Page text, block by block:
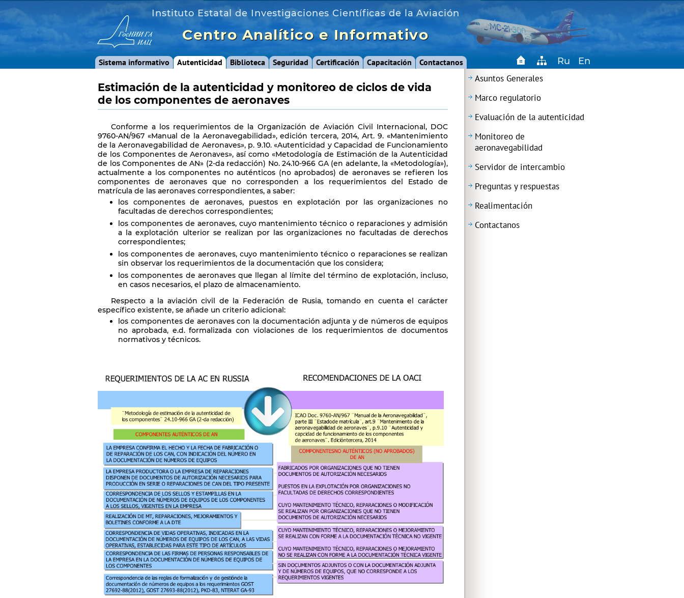
Instituto Estatal de Investigaciones Científicas de la Aviación
Centro Analítico e Informativo
Ru En
Sistema informativo Autenticidad Biblioteca Seguridad Certificación Capacitación Contactanos
Estimación de la autenticidad y monitoreo de ciclos de vida
de los componentes de aeronaves
Conforme a los requerimientos de la Organización de Aviación Civil Internacional, DOC
9760-AN/967 «Manual de la Aeronavegabilidad», edición tercera, 2014, Art. 9. «Mantenimiento
de la Aeronavegabilidad de Aeronaves», p. 9.10. «Autenticidad y Capacidad de Funcionamiento
de los Componentes de Aeronaves», así como «Metodología de Estimación de la Autenticidad
de los Componentes de AN» (2-da redacción) No. 24.10-966 GA (en adelante, la «Metodología»),
actualmente a los componentes no auténticos (no aprobados) de aeronaves se refieren los
componentes de aeronaves que no corresponden a los requerimientos del Estado de
matrícula de las aeronaves correspondientes, a saber:
los componentes de aeronaves, puestos en explotación por las organizaciones no
facultadas de derechos correspondientes;
los componentes de aeronaves, cuyo mantenimiento técnico o reparaciones y admisión
a la explotación ulterior se realizan por las organizaciones no facultadas de derechos
correspondientes;
los componentes de aeronaves, cuyo mantenimiento técnico o reparaciones se realizan
sin observar los requerimientos de la documentación que los considera;
los componentes de aeronaves que llegan al límite del término de explotación, incluso,
en casos necesarios, el plazo de almacenamiento.
Respecto a la aviación civil de la Federación de Rusia, tomando en cuenta el carácter
específico existente, se añade un criterio adicional:
los componentes de aeronaves con la documentación adjunta y de números de equipos
no aprobada, e.d. formalizada con violaciones de los requerimientos de documentos
normativos y técnicos.
Asuntos Generales
Marco regulatorio
Evaluación de la autenticidad
Monitoreo de
aeronavegabilidad
Servidor de intercambio
Preguntas y respuestas
Realimentación
Contactanos